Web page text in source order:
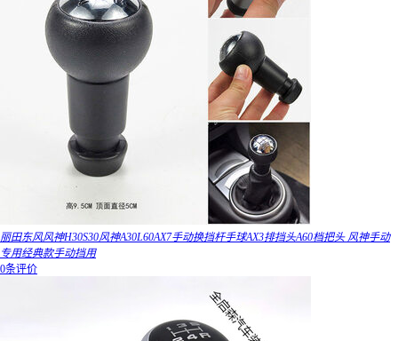
丽田东风风神H30S30风神A30L60AX7手动换挡杆手球AX3排挡头A60档把头 风神手动
专用经典款手动挡用
0条评价